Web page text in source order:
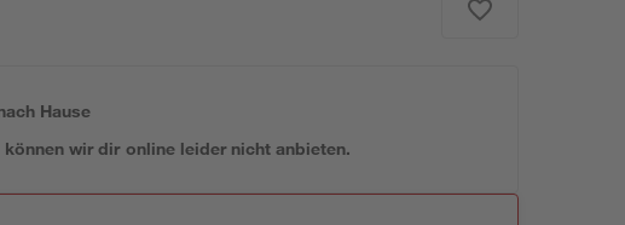
Hause
können wir dir online leider nicht anbieten.